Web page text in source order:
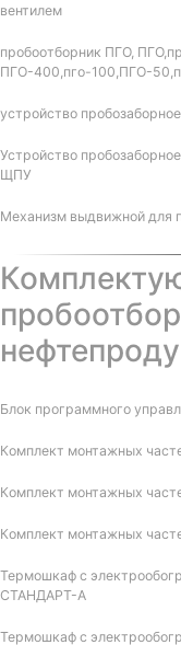
вентилем
пробоотборник ПГО,
ПГО-400,пго-100,ПГО-
устройство
Устройство
ЩПУ
Механизм выдвижной для
Блок программного
Комплект монтажных
Комплект монтажных
Комплект монтажных
Термошкаф с
СТАНДАРТ-А
Термошкаф с